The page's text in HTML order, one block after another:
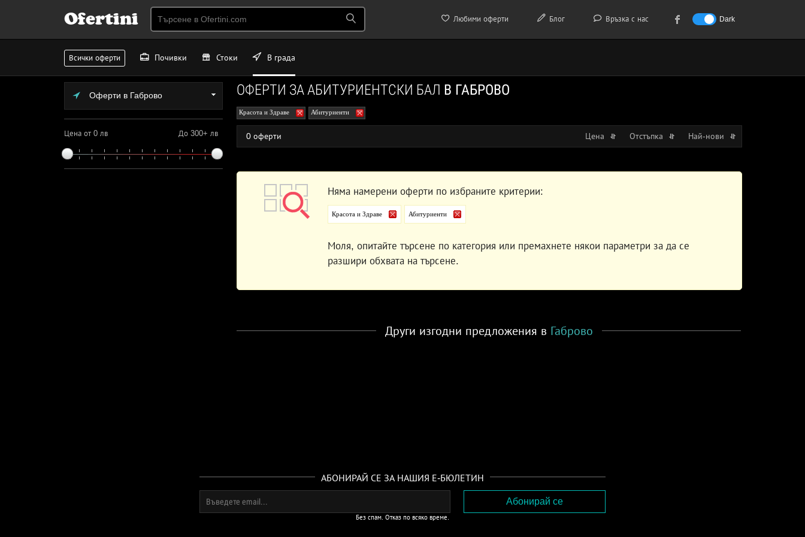
Любими оферти Блог Връзка с нас Dark
Ofertini
Всички оферти Почивки Стоки В града
Оферти в Габрово
Цена от 0 лв До 300+ лв
ОФЕРТИ ЗА АБИТУРИЕНТСКИ БАЛ В ГАБРОВО
Красота и Здраве Абитуриенти
0 оферти Цена Отстъпка Най-нови
Няма намерени оферти по избраните критерии:
Красота и Здраве Абитуриенти
Моля, опитайте търсене по категория или премахнете някои параметри за да се
разшири обхвата на търсене.
Други изгодни предложения в Габрово
АБОНИРАЙ СЕ ЗА НАШИЯ Е-БЮЛЕТИН
Без спам. Отказ по всяко време.